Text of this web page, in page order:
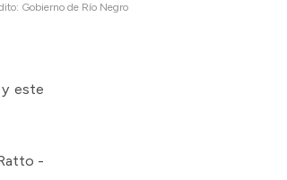
Gobierno de Río Negro
y este
-